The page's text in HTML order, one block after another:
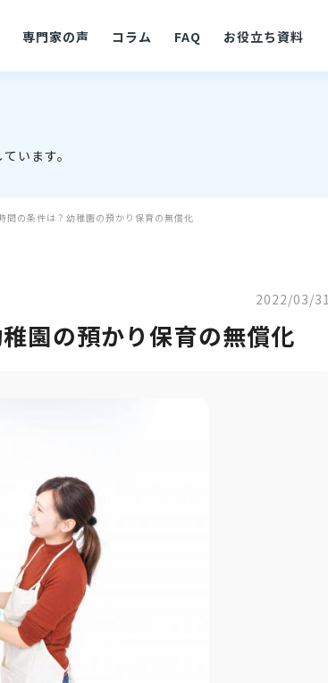
専門家の声 コラム FAQ お役立ち資料
います。
間の条件は？幼稚園の預かり保育の無償化
2022/03/31
園の預かり保育の無償化